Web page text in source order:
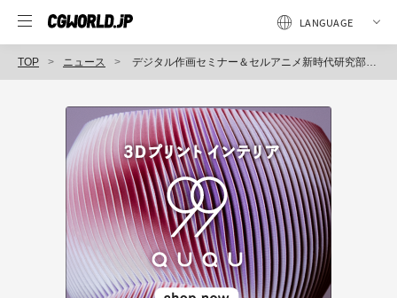
TOP ニュース デジタル作画セミナー＆セルアニメ新時代研究部会～京都発信。伝統的な表現様式であるセルアニメの新たな人材育成・業界変革・産業振興〜（京都クロスメディア・クリエイティブセンター）